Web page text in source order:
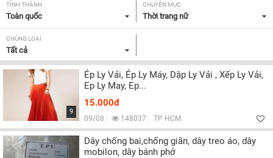
TỈNH THÀNH
Toàn quốc
CHUYÊN MỤC
Thời trang nữ
CHỦNG LOẠI
Tất cả
9
Ép Ly Vải, Ép Ly Máy, Dập Ly Vải , Xếp Ly Vải,
Ep Ly May, Ep...
15.000đ
09/08 148037 TP HCM
Dây chống bai,chống giãn, dây treo áo, dây
mobilon, dây bánh phở